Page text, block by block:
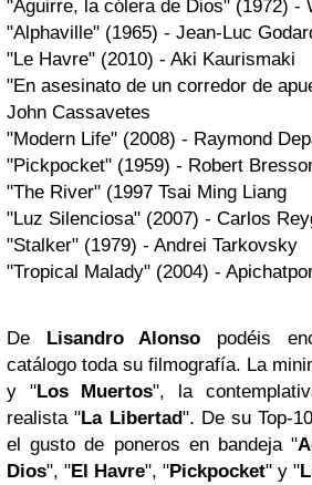
"Aguirre, la cólera de Dios" (1972) -
"Alphaville" (1965) - Jean-Luc
"Le Havre" (2010) - Aki Kaurismaki
"En asesinato de un corredor de
John Cassavetes
"Modern Life" (2008) - Raymond
"Pickpocket" (1959) - Robert
"The River" (1997 Tsai Ming Liang
"Luz Silenciosa" (2007) - Carlos
"Stalker" (1979) - Andrei Tarkovsky
"Tropical Malady" (2004) -
De Lisandro Alonso podéis
catálogo toda su filmografía. La
y "Los Muertos", la
realista "La Libertad". De su Top-
el gusto de poneros en bandeja "
Dios", "El Havre", "Pickpocket" y "